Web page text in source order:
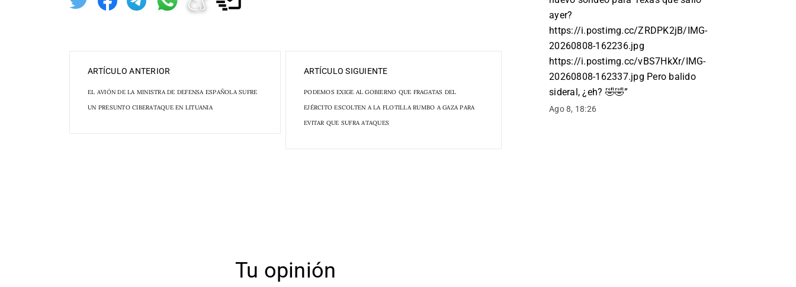
ARTÍCULO ANTERIOR
EL AVIÓN DE LA MINISTRA DE DEFENSA ESPAÑOLA SUFRE
UN PRESUNTO CIBERATAQUE EN LITUANIA
ARTÍCULO SIGUIENTE
PODEMOS EXIGE AL GOBIERNO QUE FRAGATAS DEL
EJÉRCITO ESCOLTEN A LA FLOTILLA RUMBO A GAZA PARA
EVITAR QUE SUFRA ATAQUES
Tu opinión
ayer?
https://i.postimg.cc/ZRDPK2jB/IMG-
20260808-162236.jpg
https://i.postimg.cc/vBS7HkXr/IMG-
20260808-162337.jpg Pero balido
sideral, ¿eh? 🤣🤣”
Ago 8, 18:26